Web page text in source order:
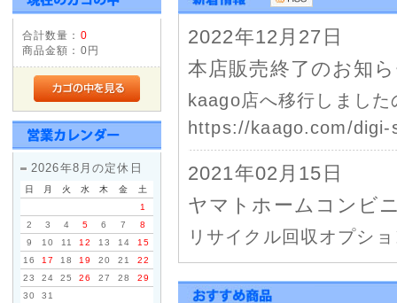
合計数量： 0
商品金額： 0円
2026年8月の定休日
日 月 火 水 木 金
土
1
2
3 4 5 6 7
8
9
10 11 12 13 14
15
16
17 18 19 20 21
22
23
24 25 26 27 28
29
30
31
2022年12月27日
本店販売終了のお知
kaago店へ移行しまし
https://kaago.com/digi-
2021年02月15日
ヤマトホームコンビ
リサイクル回収オプシ
大型商品をご注文の際
みの受付となりますの